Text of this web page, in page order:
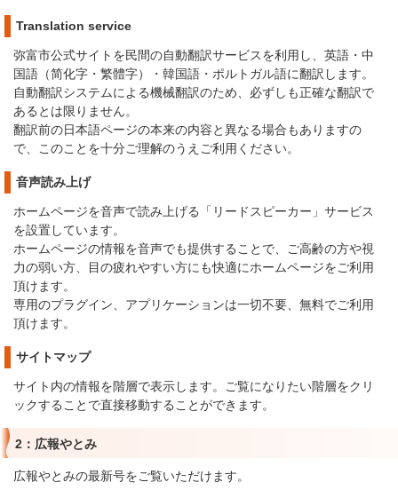
Translation service
弥富市公式サイトを民間の自動翻訳サービスを利用し、英語・中
国語（简化字・繁體字）・韓国語・ポルトガル語に翻訳します。
自動翻訳システムによる機械翻訳のため、必ずしも正確な翻訳で
あるとは限りません。
翻訳前の日本語ページの本来の内容と異なる場合もありますの
で、このことを十分ご理解のうえご利用ください。
音声読み上げ
ホームページを音声で読み上げる「リードスピーカー」サービス
を設置しています。
ホームページの情報を音声でも提供することで、ご高齢の方や視
力の弱い方、目の疲れやすい方にも快適にホームページをご利用
頂けます。
専用のプラグイン、アプリケーションは一切不要、無料でご利用
頂けます。
サイトマップ
サイト内の情報を階層で表示します。ご覧になりたい階層をクリ
ックすることで直接移動することができます。
2：広報やとみ
広報やとみの最新号をご覧いただけます。